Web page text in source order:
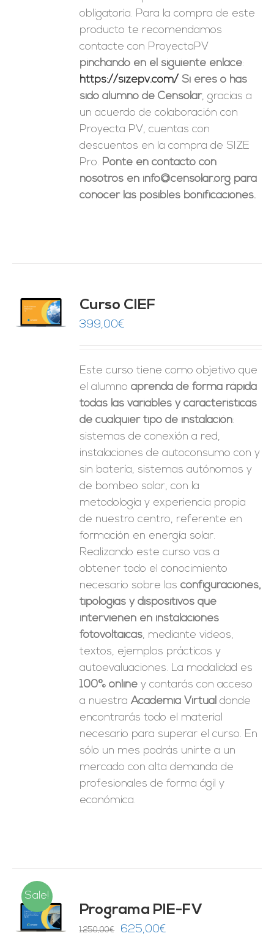
obligatoria. Para la compra de este
producto te recomendamos
contacte con ProyectaPV
pinchando en el siguiente enlace:
https://sizepv.com/ Si eres o has
sido alumno de Censolar, gracias a
un acuerdo de colaboración con
Proyecta PV, cuentas con
descuentos en la compra de SIZE
Pro. Ponte en contacto con
nosotros en info@censolar.org para
conocer las posibles bonificaciones.
Curso CIEF
399,00€
Este curso tiene como objetivo que
el alumnoaprenda de forma rápida
todas las variables y características
de cualquier tipo de instalación:
sistemas de conexión a red,
instalaciones de autoconsumo con y
sin batería, sistemas autónomos y
de bombeo solar, con la
metodología y experiencia propia
de nuestro centro, referente en
formación en energía solar.
Realizando este curso vas a
obtener todo el conocimiento
necesario sobre lasconfiguraciones,
tipologías y dispositivos que
intervienen en instalaciones
fotovoltaicas, mediante videos,
textos, ejemplos prácticos y
autoevaluaciones. La modalidad es
100% online y contarás con acceso
a nuestraAcademia Virtual donde
encontrarás todo el material
necesario para superar el curso. En
sólo un mes podrás unirte a un
mercado con alta demanda de
profesionales de forma ágil y
económica.
Sale!
Programa PIE-FV
1.250,00€
El
625,00€